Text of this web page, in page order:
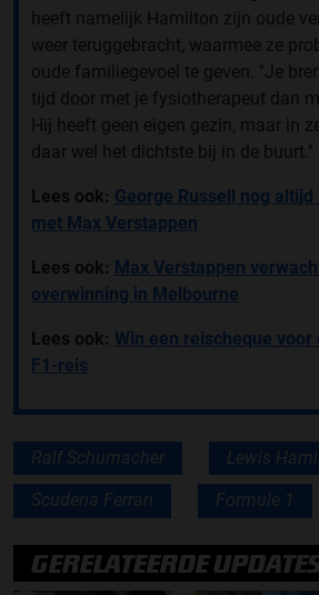
heeft namelijk Hamilton zijn oude
weer teruggebracht, waarmee ze
oude familiegevoel te geven. ''Je
tijd door met je fysiotherapeut dan
Hij heeft geen eigen gezin, maar in
daar wel het dichtste bij in de buurt.''
Lees ook: George Russell nog
met Max Verstappen
Lees ook: Max Verstappen
overwinning in Melbourne
Lees ook: Win een reischeque voor
F1-reis
Ralf Schumacher Lewis
Scuderia Ferrari Formule 1
GERELATEERDE